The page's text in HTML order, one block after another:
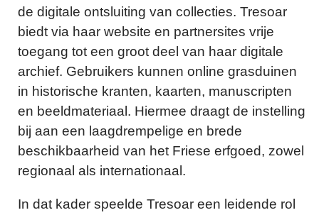
de digitale ontsluiting van collecties. Tresoar
biedt via haar website en partnersites vrije
toegang tot een groot deel van haar digitale
archief. Gebruikers kunnen online grasduinen
in historische kranten, kaarten, manuscripten
en beeldmateriaal. Hiermee draagt de instelling
bij aan een laagdrempelige en brede
beschikbaarheid van het Friese erfgoed, zowel
regionaal als internationaal.
In dat kader speelde Tresoar een leidende rol